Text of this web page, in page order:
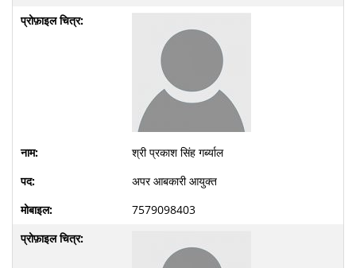
श्री प्रकाश सिंह गर्ब्याल
अपर आबकारी आयुक्त
7579098403